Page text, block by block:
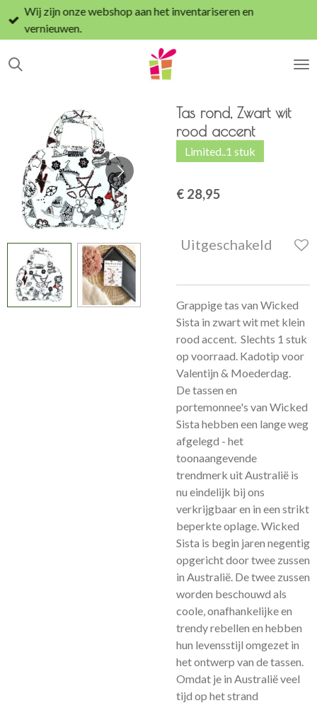
Ga
direct
de
Wij zijn onze webshop aan het inventariseren en
vernieuwen.
Tas rond, Zwart wit
rood accent
Limited..1 stuk
€ 28,95
Uitgeschakeld
Grappige tas van Wicked
Sista in zwart wit met klein
rood accent. Slechts 1 stuk
op voorraad. Kadotip voor
Valentijn & Moederdag.
De tassen en
portemonnee's van Wicked
Sista hebben een lange weg
afgelegd - het
toonaangevende
trendmerk uit Australië is
nu eindelijk bij ons
verkrijgbaar en in een strikt
beperkte oplage. Wicked
Sista is begin jaren negentig
opgericht door twee zussen
in Australië. De twee zussen
worden beschouwd als
coole, onafhankelijke en
trendy rebellen en hebben
hun levensstijl omgezet in
het ontwerp van de tassen.
Omdat je in Australië veel
tijd op het strand